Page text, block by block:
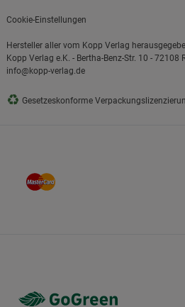
Cookie-Einstellungen
Hersteller aller vom Kopp Verlag
Kopp Verlag e.K. - Bertha-Benz-Str. 10 - 72108
info@kopp-verlag.de
♻ Gesetzeskonforme